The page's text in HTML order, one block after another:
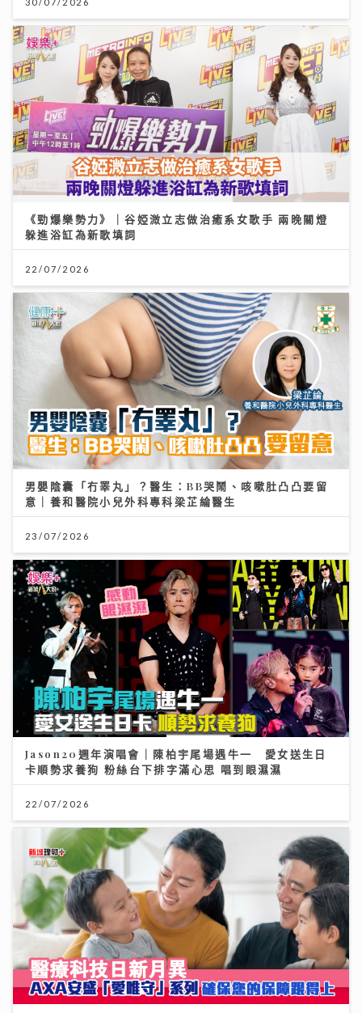
《勁爆樂勢力》｜谷婭溦立志做治癒系女歌手 兩晚關燈
躲進浴缸為新歌填詞
22/07/2026
男嬰陰囊「冇睪丸」？醫生：BB哭鬧、咳嗽肚凸凸要留
意｜養和醫院小兒外科專科梁芷綸醫生
23/07/2026
Jason20週年演唱會｜陳柏宇尾場遇牛一 愛女送生日
卡順勢求養狗 粉絲台下排字滿心思 唱到眼濕濕
22/07/2026